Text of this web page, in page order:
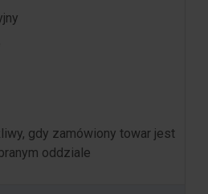
gdy zamówiony towar jest
oddziale